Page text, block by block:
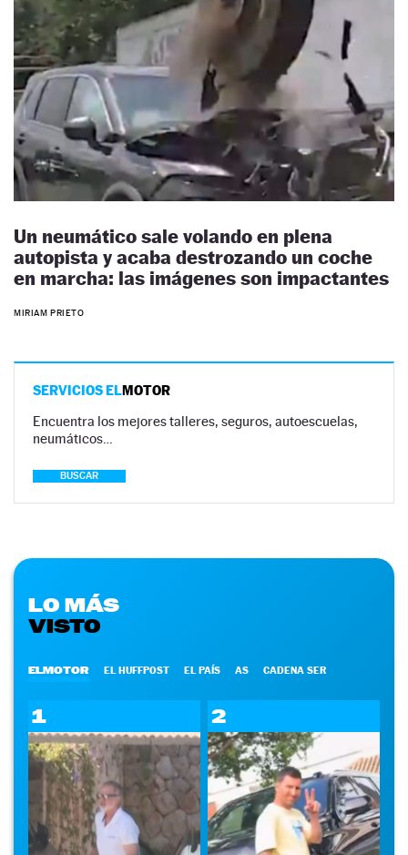
Un neumático sale volando en plena
autopista y acaba destrozando un coche
en marcha: las imágenes son impactantes
MIRIAM PRIETO
SERVICIOS ELMOTOR
Encuentra los mejores talleres, seguros, autoescuelas,
neumáticos…
BUSCAR
LO MÁS
VISTO
ELMOTOR EL HUFFPOST EL PAÍS AS CADENA SER
1 2